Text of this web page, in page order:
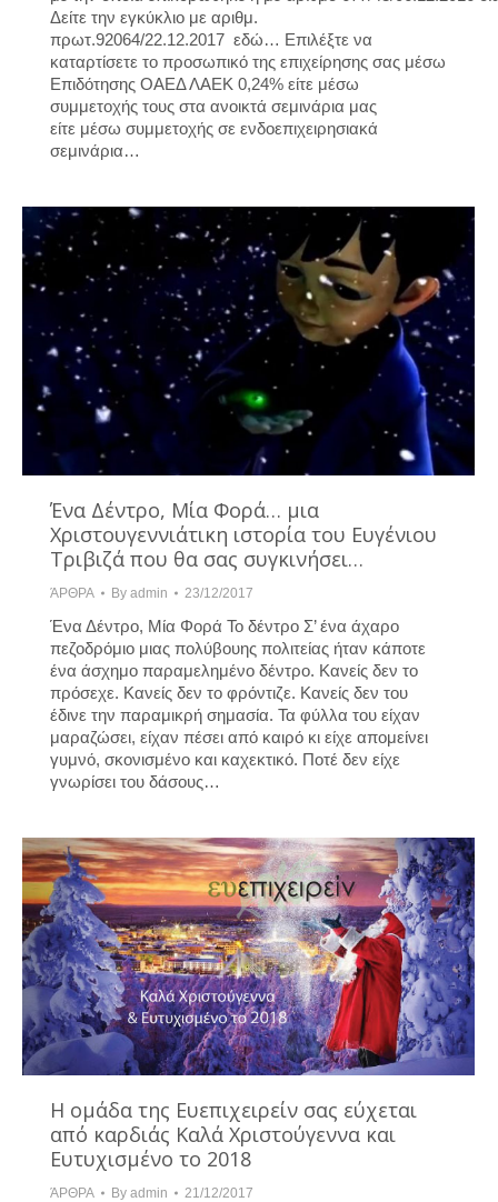
Δείτε την εγκύκλιο με αριθμ.
πρωτ.92064/22.12.2017 εδώ… Επιλέξτε να
καταρτίσετε το προσωπικό της επιχείρησης σας μέσω
Επιδότησης ΟΑΕΔ ΛΑΕΚ 0,24% είτε μέσω
συμμετοχής τους στα ανοικτά σεμινάρια μας
είτε μέσω συμμετοχής σε ενδοεπιχειρησιακά
σεμινάρια…
Ένα Δέντρο, Μία Φορά… μια
Χριστουγεννιάτικη ιστορία του Ευγένιου
Τριβιζά που θα σας συγκινήσει…
ΆΡΘΡΑ By admin 23/12/2017
Ένα Δέντρο, Μία Φορά Το δέντρο Σ’ ένα άχαρο
πεζοδρόμιο μιας πολύβουης πολιτείας ήταν κάποτε
ένα άσχημο παραμελημένο δέντρο. Κανείς δεν το
πρόσεχε. Κανείς δεν το φρόντιζε. Κανείς δεν του
έδινε την παραμικρή σημασία. Τα φύλλα του είχαν
μαραζώσει, είχαν πέσει από καιρό κι είχε απομείνει
γυμνό, σκονισμένο και καχεκτικό. Ποτέ δεν είχε
γνωρίσει του δάσους…
Η ομάδα της Ευεπιχειρείν σας εύχεται
από καρδιάς Καλά Χριστούγεννα και
Ευτυχισμένο το 2018
ΆΡΘΡΑ By admin 21/12/2017